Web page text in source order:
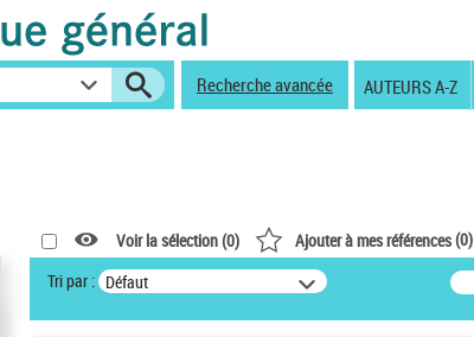
Recherche avancée AUTEURS A-Z
Voir la sélection (0) Ajouter à mes références(0)
Tri par : Défaut